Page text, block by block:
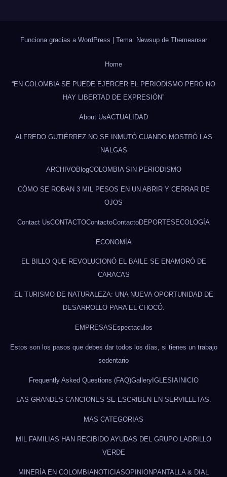
Funciona gracias a WordPress Tema: Newsup de Themeansar
Home
“EN COLOMBIA SE PUEDE EJERCER EL PERIODISMO PERO NO
HAY LIBERTAD DE EXPRESIÓN”
About UsACTUALIDAD
ALFREDO GUTIÉRREZ NO SE INMUTÓ CUANDO MOSTRÓ LAS
NALGAS
ARCHIVOBlogCOLOMBIA SIN PERIODISMO
CÓMO SE ROBAN 3 MIL PESOS EN UN ABRIR Y CERRAR DE
OJOS
Contact UsCONTACTOContactoContactoDEPORTES ECOLOGÍA
ECONOMÍA
EL BILLO QUE REVOLUCIONÓ EL BAILE SE ENAMORÓ DE
CARACAS
EL TURISMO DE NATURALEZA: UNA NUEVA OPORTUNIDAD DE
DESARROLLO PARA EL CHOCÓ.
EMPRESAS Espectaculos
Estos son los pasos que debes dar todos los días, si tienes un trabajo
sedentario
Frequently Asked Questions (FAQ)GalleryIGLESIAINICIO
LAS GRANDES CANCIONES SE ESCRIBEN EN SERVILLETAS.
MAS CATEGORIAS
MIL FAMILIAS HAN RECIBIDO AYUDAS DEL GRUPO LADRILLO
VERDE
MINERÍA EN COLOMBIANOTICIASOPINIONPANTALLA & DIAL